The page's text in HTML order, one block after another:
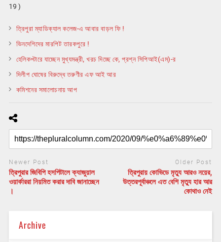
19 )
ত্রিপুরা ম্যাডিক্যাল কলেজ-এ আবার বাড়ল ফি !
ভিনদেশিদের মারপিট তারকপুরে !
হেলিকপ্টারে যাচ্ছেন মুখ্যমন্ত্রী, খরচ দিচ্ছে কে, প্রশ্ন সিপিআই(এম)-র
দিলীপ ঘোষের বিরুদ্ধে তরুণীর এফ আই আর
কমিশনের সমালোচনায় আপ
Newer Post
ত্রিপুরার জিবিপি হসপিটালে ক্যাজুয়াল
ওয়ার্কাররা নিয়মিত করার দাবি জানাচ্ছেন
।
Older Post
ত্রিপুরায় কোভিডে মৃত্যু আরও নয়ের,
উত্তরপূর্বাঞ্চলে এত বেশি মৃত্যু হার আর
কোথাও নেই
Archive